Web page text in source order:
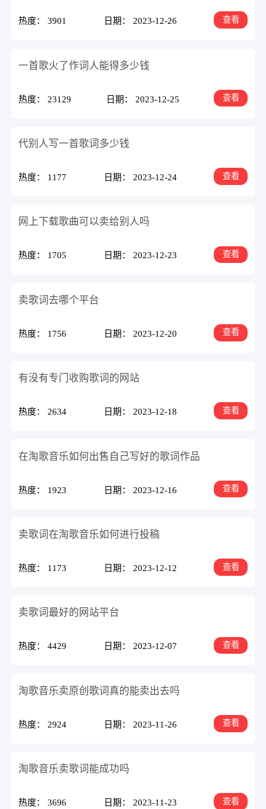
热度： 3901 日期： 2023-12-26 查看
一首歌火了作词人能得多少钱
热度： 23129 日期： 2023-12-25 查看
代别人写一首歌词多少钱
热度： 1177 日期： 2023-12-24 查看
网上下载歌曲可以卖给别人吗
热度： 1705 日期： 2023-12-23 查看
卖歌词去哪个平台
热度： 1756 日期： 2023-12-20 查看
有没有专门收购歌词的网站
热度： 2634 日期： 2023-12-18 查看
在淘歌音乐如何出售自己写好的歌词作品
热度： 1923 日期： 2023-12-16 查看
卖歌词在淘歌音乐如何进行投稿
热度： 1173 日期： 2023-12-12 查看
卖歌词最好的网站平台
热度： 4429 日期： 2023-12-07 查看
淘歌音乐卖原创歌词真的能卖出去吗
热度： 2924 日期： 2023-11-26 查看
淘歌音乐卖歌词能成功吗
热度： 3696 日期： 2023-11-23 查看